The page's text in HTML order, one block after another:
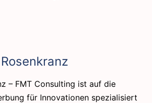
– FMT Consulting ist auf die
für Innovationen spezialisiert